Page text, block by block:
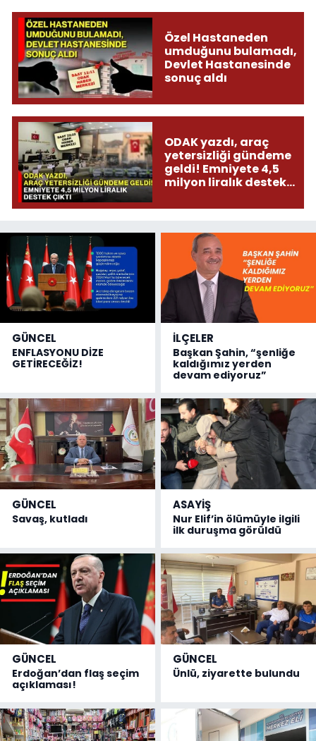
Özel Hastaneden
umduğunu bulamadı,
Devlet Hastanesinde
sonuç aldı
ODAK yazdı, araç
yetersizliği gündeme
geldi! Emniyete 4,5
milyon liralık destek
GÜNCEL
ENFLASYONU DİZE
GETİRECEĞİZ!
İLÇELER
Başkan Şahin, “şenliğe
kaldığımız yerden
devam ediyoruz”
GÜNCEL
Savaş, kutladı
ASAYİŞ
Nur Elif’in ölümüyle ilgili
ilk duruşma görüldü
GÜNCEL
Erdoğan’dan flaş seçim
açıklaması!
GÜNCEL
Ünlü, ziyarette bulundu